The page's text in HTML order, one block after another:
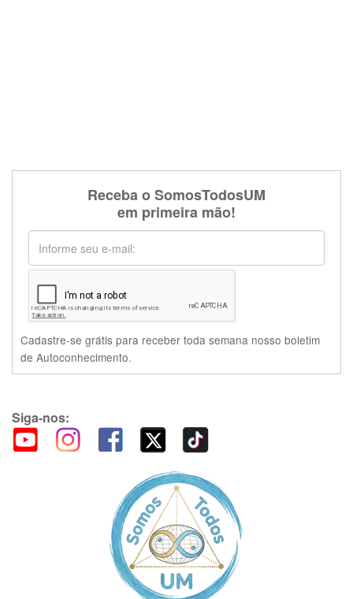
Receba o SomosTodosUM
em primeira mão!
Cadastre-se grátis para receber toda semana nosso boletim
de Autoconhecimento.
Siga-nos: